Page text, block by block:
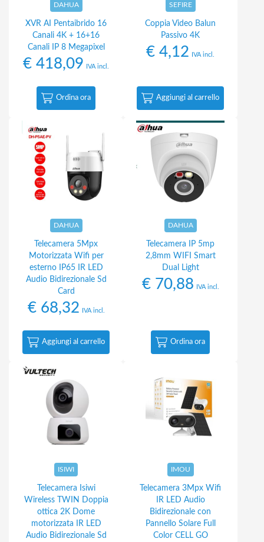
DAHUA
XVR AI Pentaibrido 16
Canali 4K + 16+16
Canali IP 8 Megapixel
€ 418,09 IVA incl.
Ordina ora
SEFIRE
Coppia Video Balun
Passivo 4K
€ 4,12 IVA incl.
Aggiungi al carrello
DAHUA
Telecamera 5Mpx
Motorizzata Wifi per
esterno IP65 IR LED
Audio Bidirezionale Sd
Card
€68,32 IVA incl.
Aggiungi al carrello
DAHUA
Telecamera IP 5mp
2,8mm WIFI Smart
Dual Light
€70,88 IVA incl.
Ordina ora
ISIWI
Telecamera Isiwi
Wireless TWIN Doppia
ottica 2K Dome
motorizzata IR LED
Audio Bidirezionale Sd
IMOU
Telecamera 3Mpx Wifi
IR LED Audio
Bidirezionale con
Pannello Solare Full
Color CELL GO